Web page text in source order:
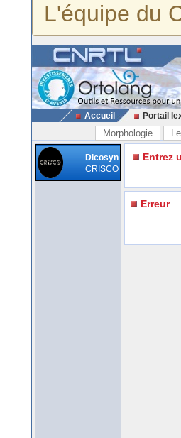
L'équipe du
Accueil Portail
Morphologie
Dicosyn
CRISCO
Entrez
Erreur